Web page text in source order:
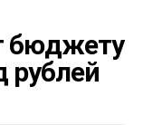
бюджету
рублей